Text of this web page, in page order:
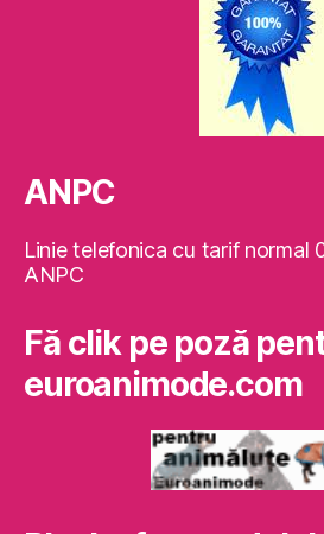
ANPC
Linie telefonica cu tarif normal
ANPC
Fă clik pe poză
euroanimode.com